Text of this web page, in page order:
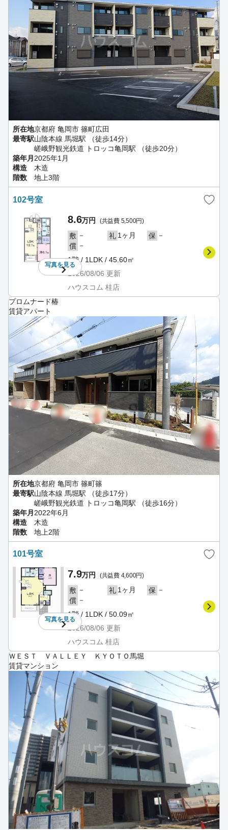
所在地京都府 亀岡市 篠町広田
最寄駅山陰本線 馬堀駅 （徒歩14分）
嵯峨野観光鉄道 トロッコ亀岡駅 （徒歩20分）
築年月 2025年1月
構造
木造
階数
地上3階
102号室
写真を見る
8.6万円 (共益費 5,500円)
敷 － 礼 1ヶ月 保 －
償 －
1階 / 1LDK / 45.60㎡
2026/08/06 更新
ハウスコム 桂店
プロムナード椿
賃貸アパート
所在地京都府 亀岡市 篠町篠
最寄駅山陰本線 馬堀駅 （徒歩17分）
嵯峨野観光鉄道 トロッコ亀岡駅 （徒歩16分）
築年月 2022年6月
構造
木造
階数
地上2階
101号室
写真を見る
7.9万円 (共益費 4,600円)
敷 － 礼 1ヶ月 保 －
償 －
1階 / 1LDK / 50.09㎡
2026/08/06 更新
ハウスコム 桂店
ＷＥＳＴ ＶＡＬＬＥＹ ＫＹＯＴＯ馬堀
賃貸マンション